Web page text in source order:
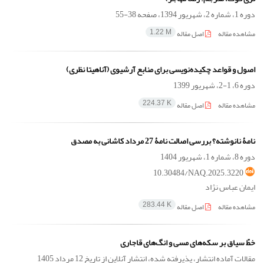
دوره 1، شماره 2، شهریور 1394، صفحه
38-55
مشاهده مقاله اصل مقاله 1.22 M
اصول و قواعد چکیده‌نویسی برای منابع آرشیوی (آناهیتا نظری)
دوره 6، 1-2، شهریور 1399
مشاهده مقاله اصل مقاله 224.37 K
نامۀ نانوشته؟ بررسی اصالت نامۀ 27 مرداد کاشانی به مصدق
دوره 8، شماره 1، شهریور 1404
10.30484/NAQ.2025.3220
ایمان عباس نژاد
مشاهده مقاله اصل مقاله 283.44 K
خطّ سیاق بر سکه‌های مسی و انگ‌های قاجاری
مقالات آماده انتشار، پذیرفته شده، انتشار آنلاین از تاریخ12 مرداد 1405